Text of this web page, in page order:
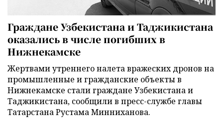
Граждане Узбекистана и Таджикистана
оказались в числе погибших в
Нижнекамске
Жертвами утреннего налета вражеских дронов на
промышленные и гражданские объекты в
Нижнекамске стали граждане Узбекистана и
Таджикистана, сообщили в пресс-службе главы
Татарстана Рустама Минниханова.